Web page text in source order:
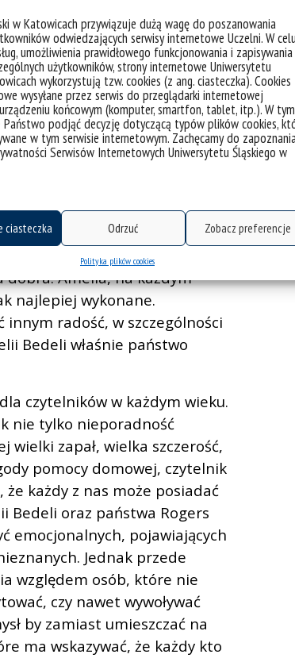
w Katowicach przywiązuje dużą wagę do poszanowania
odwiedzających serwisy internetowe Uczelni. W
umożliwienia prawidłowego funkcjonowania i zapisywania
użytkowników, strony internetowe Uniwersytetu
wykorzystują tzw. cookies (z ang. ciasteczka).
wysyłane przez serwis do przeglądarki internetowej
końcowym (komputer, smartfon, tablet, itp.). W tym
Państwo podjąć decyzję dotyczącą typów plików cookies,
w tym serwisie internetowym. Zachęcamy do
Serwisów Internetowych Uniwersytetu Śląskiego w
ciasteczka Odrzuć Zobacz preferencje
Polityka plików cookies
wyrazistość i
Cóż, bohaterka jest osobą
żadnych masek społecznych.
śmieszna, a nawet
odbiera w sposób
do niej zdań.
w jej stronę
człowieka. Pod tym
wchodzi w przestrzeń
Ponadto nie rozumie, że
działań są straszne, czasami
i łagodzi frustracje państwa
dobra. Amelia, na każdym
najlepiej wykonane.
innym radość, w szczególności
Bedeli właśnie państwo
czytelników w każdym wieku.
nie tylko nieporadność
wielki zapał, wielka szczerość,
pomocy domowej, czytelnik
że każdy z nas może posiadać
Bedeli oraz państwa Rogers
emocjonalnych, pojawiających
Jednak przede
względem osób, które nie
czy nawet wywoływać
by zamiast umieszczać na
ma wskazywać, że każdy kto